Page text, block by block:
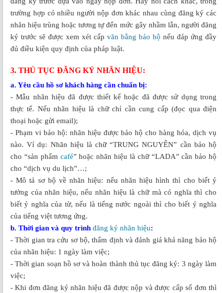
trường hợp có nhiều người nộp đơn khác nhau cùng đăng ký các
nhãn hiệu trùng hoặc tương tự đến mức gây nhầm lẫn, người đăng
ký trước sẽ được xem xét cấp văn bằng bảo hộ nếu đáp ứng đầy
đủ điều kiện quy định của pháp luật.
3. THỦ TỤC ĐĂNG KÝ NHÃN HIỆU:
a. Yêu cầu hồ sơ khách hàng cần chuẩn bị:
- Mẫu nhãn hiệu đã được thiết kế hoặc đã được sử dụng trong
thực tế. Nếu nhãn hiệu là chữ chỉ cần cung cấp (đọc qua điện
thoại hoặc gửi email);
- Phạm vi bảo hộ: nhãn hiệu được bảo hộ cho hàng hóa, dịch vụ
nào. Ví dụ: Nhãn hiệu là chữ “TRUNG NGUYÊN” cần bảo hộ
cho “sản phẩm café” hoặc nhãn hiệu là chữ “LADA” cần bảo hộ
cho “dịch vụ du lịch”…;
- Mô tả sơ bộ về nhãn hiệu: nếu nhãn hiệu hình thì cho biết ý
tưởng của nhãn hiệu, nếu nhãn hiệu là chữ mà có nghĩa thì cho
biết ý nghĩa của từ, nếu là tiếng nước ngoài thì cho biết ý nghĩa
của tiếng việt tương ứng.
b. Thời gian và quy trình đăng ký nhãn hiệu:
- Thời gian tra cứu sơ bộ, thẩm định và đánh giá khả năng bảo hộ
của nhãn hiệu: 1 ngày làm việc;
- Thời gian soạn hồ sơ và hoàn thành thủ tục đăng ký: 3 ngày làm
việc;
- Khi đơn đăng ký nhãn hiệu đã được nộp và được cấp số đơn thì